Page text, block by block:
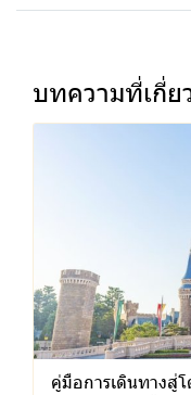
บทความที่เกี่ย
คู่มือการเดินทางสู่